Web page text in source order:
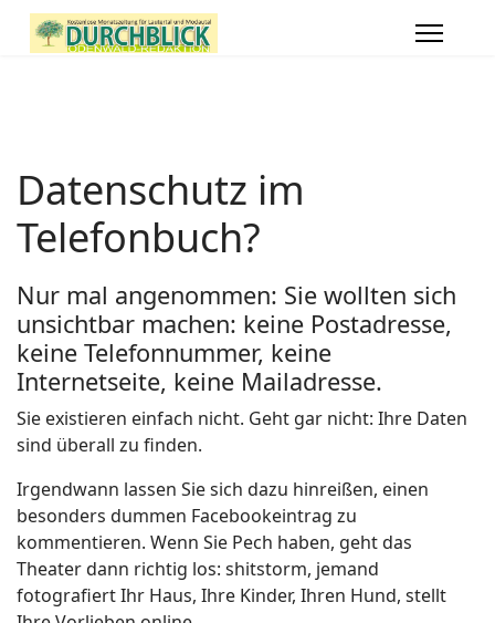
Datenschutz im
Telefonbuch?
Nur mal angenommen: Sie wollten sich
unsichtbar machen: keine Postadresse,
keine Telefonnummer, keine
Internetseite, keine Mailadresse.
Sie existieren einfach nicht. Geht gar nicht: Ihre Daten
sind überall zu finden.
Irgendwann lassen Sie sich dazu hinreißen, einen
besonders dummen Facebookeintrag zu
kommentieren. Wenn Sie Pech haben, geht das
Theater dann richtig los: shitstorm, jemand
fotografiert Ihr Haus, Ihre Kinder, Ihren Hund, stellt